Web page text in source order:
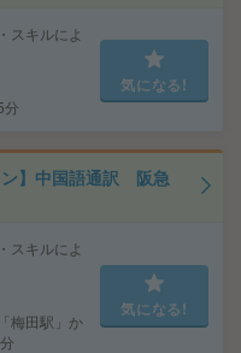
スキルによ
気になる!
ン】中国語通訳 阪急
スキルによ
梅田駅」か
気になる!